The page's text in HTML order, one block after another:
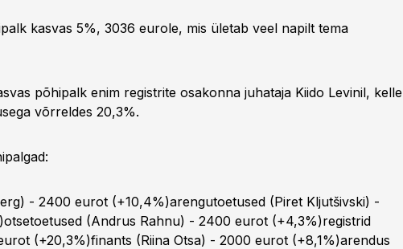
kasvas 5%, 3036 eurole, mis ületab veel napilt tema
põhipalk enim registrite osakonna juhataja Kiido Levinil, kelle
võrreldes 20,3%.
- 2400 eurot (+10,4%)arengutoetused (Piret Kljutšivski) -
(Andrus Rahnu) - 2400 eurot (+4,3%)registrid
(+20,3%)finants (Riina Otsa) - 2000 eurot (+8,1%)arendus